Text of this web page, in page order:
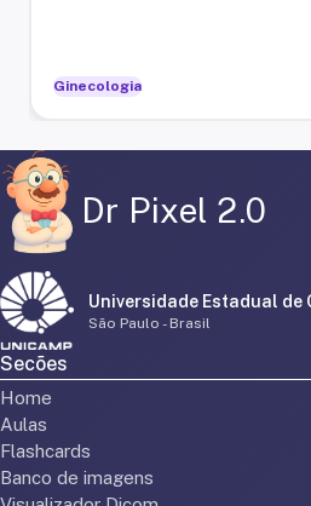
Ginecologia
Dr Pixel 2.0
Universidade Estadual de
São Paulo - Brasil
Secões
Home
Aulas
Flashcards
Banco de imagens